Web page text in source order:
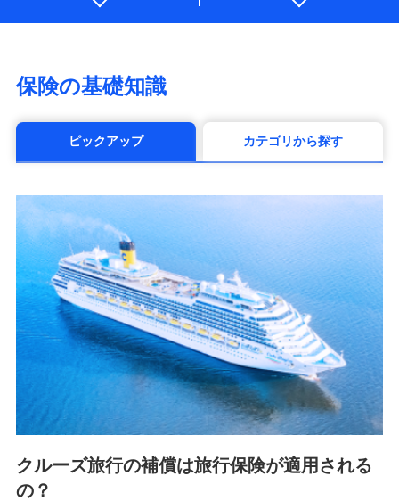
保険の基礎知識
ピックアップ カテゴリから探す
クルーズ旅行の補償は旅行保険が適用される
の？